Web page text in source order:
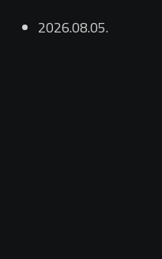
2026.08.05.